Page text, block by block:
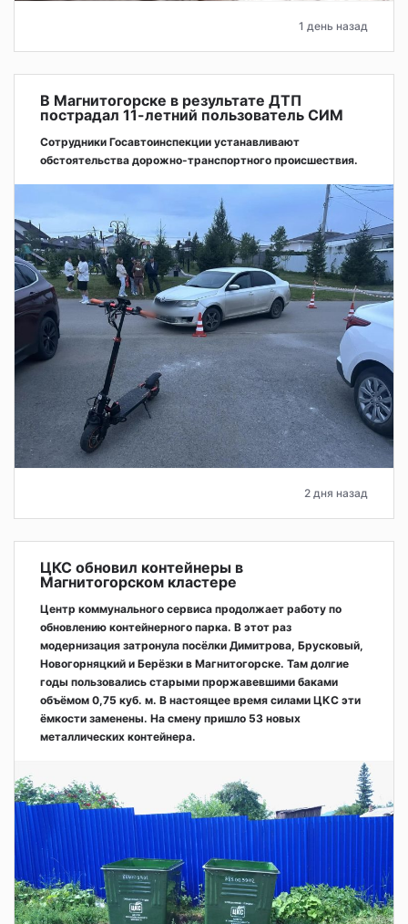
1 день назад
В Магнитогорске в результате ДТП
пострадал 11-летний пользователь СИМ
Сотрудники Госавтоинспекции устанавливают
обстоятельства дорожно-транспортного происшествия.
2 дня назад
ЦКС обновил контейнеры в
Магнитогорском кластере
Центр коммунального сервиса продолжает работу по
обновлению контейнерного парка. В этот раз
модернизация затронула посёлки Димитрова, Брусковый,
Новогорняцкий и Берёзки в Магнитогорске. Там долгие
годы пользовались старыми проржавевшими баками
объёмом 0,75 куб. м. В настоящее время силами ЦКС эти
ёмкости заменены. На смену пришло 53 новых
металлических контейнера.